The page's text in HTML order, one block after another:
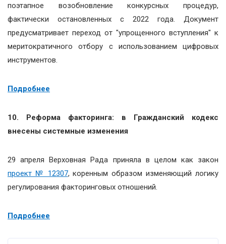
поэтапное возобновление конкурсных процедур,
фактически остановленных с 2022 года. Документ
предусматривает переход от "упрощенного вступления" к
меритократичного отбору с использованием цифровых
инструментов.
Подробнее
10. Реформа факторинга: в Гражданский кодекс
внесены системные изменения
29 апреля Верховная Рада приняла в целом как закон
проект № 12307, коренным образом изменяющий логику
регулирования факторинговых отношений.
Подробнее